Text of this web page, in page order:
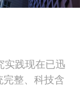
实践现在已迅
整、科技含